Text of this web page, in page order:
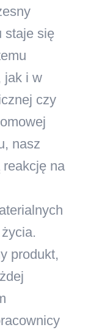
staje się
jak i w
czy
nasz
reakcję na
produkt,